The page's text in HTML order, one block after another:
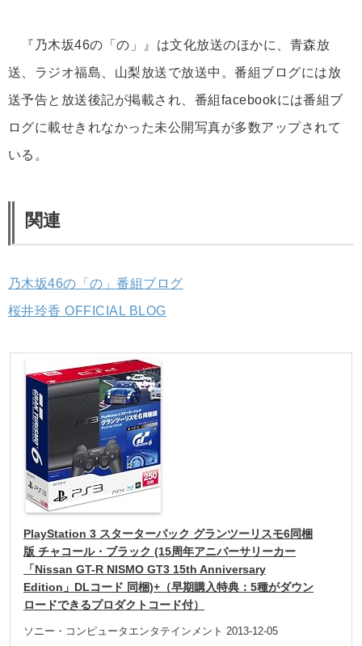
『乃木坂46の「の」』は文化放送のほかに、青森放
送、ラジオ福島、山梨放送で放送中。番組ブログには放
送予告と放送後記が掲載され、番組facebookには番組ブ
ログに載せきれなかった未公開写真が多数アップされて
いる。
関連
乃木坂46の「の」番組ブログ
桜井玲香 OFFICIAL BLOG
PlayStation 3 スターターパック グランツーリスモ6同梱
版 チャコール・ブラック (15周年アニバーサリーカー
「Nissan GT-R NISMO GT3 15th Anniversary
Edition」DLコード 同梱)+（早期購入特典：5種がダウン
ロードできるプロダクトコード付）
ソニー・コンピュータエンタテインメント 2013-12-05